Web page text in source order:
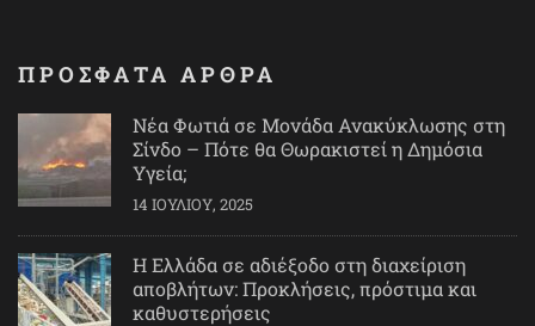
ΠΡΟΣΦΑΤΑ ΑΡΘΡΑ
Νέα Φωτιά σε Μονάδα Ανακύκλωσης στη
Σίνδο – Πότε θα Θωρακιστεί η Δημόσια
Υγεία;
14 ΙΟΥΛΊΟΥ, 2025
Η Ελλάδα σε αδιέξοδο στη διαχείριση
αποβλήτων: Προκλήσεις, πρόστιμα και
καθυστερήσεις